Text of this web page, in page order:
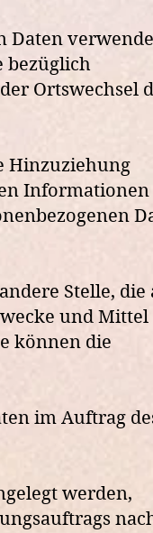
Daten
bezüglich
Ortswechsel
Hinzuziehung
Informationen
Stelle, die
und Mittel
können die
im Auftrag
werden,